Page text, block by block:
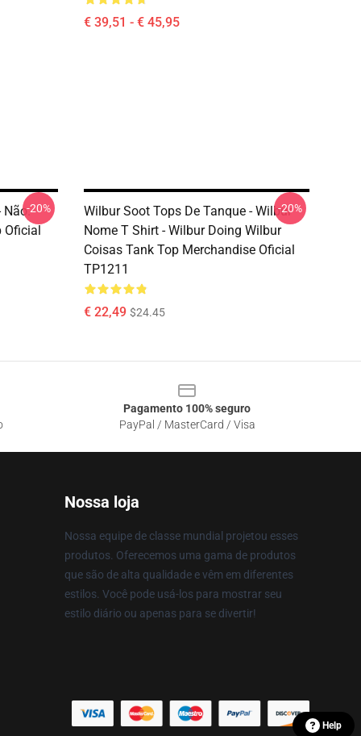
€ 39,51 - € 45,95
Não.
Oficial
-20%
Wilbur Soot Tops De Tanque - Wilbur
Nome T Shirt - Wilbur Doing Wilbur
Coisas Tank Top Merchandise Oficial
TP1211
€ 22,49 $24.45
-20%
Pagamento 100% seguro
PayPal / MasterCard / Visa
Nossa loja
Nossa equipe de classe mundial projetou esses
produtos. Oferecemos uma gama de produtos
que são de alta qualidade e vêm em diferentes
estilos. Você pode usá-los para mostrar seu
estilo diário ou apenas para se divertir!
Help